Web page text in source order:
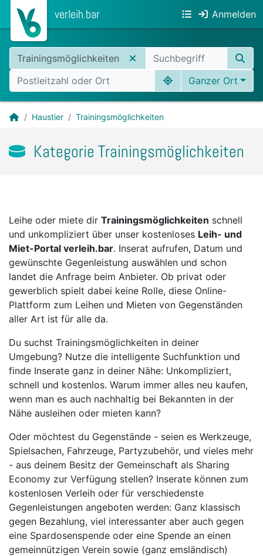
verleih.bar Anmelden
Trainingsmöglichkeiten
Ganzer Ort
Haustier Trainingsmöglichkeiten
Kategorie Trainingsmöglichkeiten
Leihe oder miete dir Trainingsmöglichkeiten schnell
und unkompliziert über unser kostenloses Leih- und
Miet-Portal verleih.bar. Inserat aufrufen, Datum und
gewünschte Gegenleistung auswählen und schon
landet die Anfrage beim Anbieter. Ob privat oder
gewerblich spielt dabei keine Rolle, diese Online-
Plattform zum Leihen und Mieten von Gegenständen
aller Art ist für alle da.
Du suchst Trainingsmöglichkeiten in deiner
Umgebung? Nutze die intelligente Suchfunktion und
finde Inserate ganz in deiner Nähe: Unkompliziert,
schnell und kostenlos. Warum immer alles neu kaufen,
wenn man es auch nachhaltig bei Bekannten in der
Nähe ausleihen oder mieten kann?
Oder möchtest du Gegenstände - seien es Werkzeuge,
Spielsachen, Fahrzeuge, Partyzubehör, und vieles mehr
- aus deinem Besitz der Gemeinschaft als Sharing
Economy zur Verfügung stellen? Inserate können zum
kostenlosen Verleih oder für verschiedenste
Gegenleistungen angeboten werden: Ganz klassisch
gegen Bezahlung, viel interessanter aber auch gegen
eine Spardosenspende oder eine Spende an einen
gemeinnützigen Verein sowie (ganz emsländisch)